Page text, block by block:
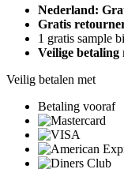
Nederland:
Gratis
1 gratis sample
Veilige betaling
Veilig betalen met
Betaling vooraf